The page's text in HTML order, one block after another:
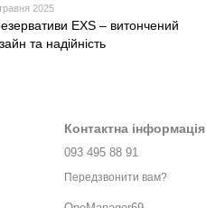
2025
EXS – витончений
та надійність
Контактна інформація
093 495 88 91
Передзвонити вам?